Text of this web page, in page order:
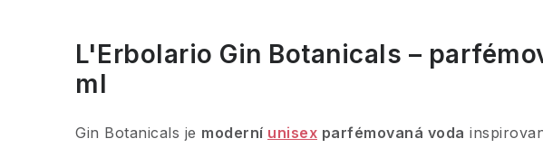
L'Erbolario Gin Botanicals –
ml
Gin Botanicals je moderní unisex parfémovaná voda